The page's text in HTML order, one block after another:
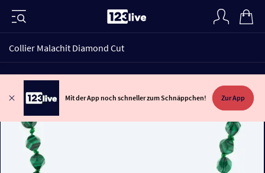
Collier Malachit Diamond Cut
Mit der App noch schneller zum Schnäppchen! Zur App